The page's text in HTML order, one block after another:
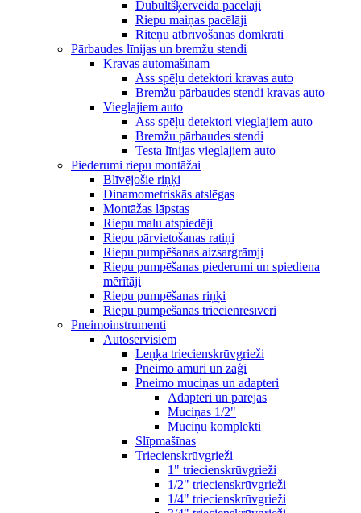
Dubultšķērveida pacēlāji
Riepu maiņas pacēlāji
Riteņu atbrīvošanas domkrati
Pārbaudes līnijas un bremžu stendi
Kravas automašīnām
Ass spēļu detektori kravas auto
Bremžu pārbaudes stendi kravas auto
Vieglajiem auto
Ass spēļu detektori vieglajiem auto
Bremžu pārbaudes stendi
Testa līnijas vieglajiem auto
Piederumi riepu montāžai
Blīvējošie riņķi
Dinamometriskās atslēgas
Montāžas lāpstas
Riepu malu atspiedēji
Riepu pārvietošanas ratiņi
Riepu pumpēšanas aizsargrāmji
Riepu pumpēšanas piederumi un spiediena
mērītāji
Riepu pumpēšanas riņķi
Riepu pumpēšanas triecienresīveri
Pneimoinstrumenti
Autoservisiem
Leņķa triecienskrūvgrieži
Pneimo āmuri un zāģi
Pneimo muciņas un adapteri
Adapteri un pārejas
Muciņas 1/2"
Muciņu komplekti
Slīpmašīnas
Triecienskrūvgrieži
1" triecienskrūvgrieži
1/2" triecienskrūvgrieži
1/4" triecienskrūvgrieži